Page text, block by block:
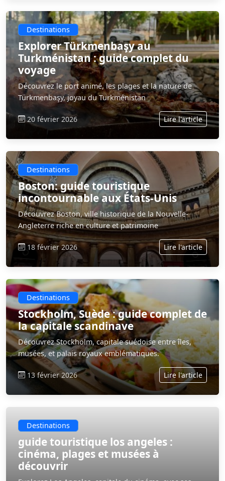
Destinations
Explorer Türkmenbaşy au
Turkménistan : guide complet du
voyage
Découvrez le port animé, les plages et la nature de
Türkmenbaşy, joyau du Turkménistan
20 février 2026 Lire l'article
Destinations
Boston: guide touristique
incontournable aux États-Unis
Découvrez Boston, ville historique de la Nouvelle-
Angleterre riche en culture et patrimoine
18 février 2026 Lire l'article
Destinations
Stockholm, Suède : guide complet de
la capitale scandinave
Découvrez Stockholm, capitale suédoise entre îles,
musées, et palais royaux emblématiques.
13 février 2026 Lire l'article
Destinations
guide touristique los angeles :
cinéma, plages et musées à
découvrir